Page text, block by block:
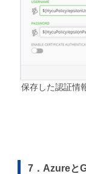
保存した認証情
7．Azureと